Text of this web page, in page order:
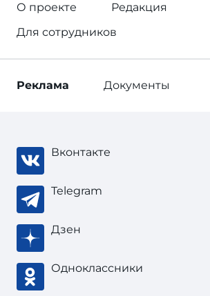
О проекте
Редакция
Для сотрудников
Реклама Документы
Вконтакте
Telegram
Дзен
Одноклассники